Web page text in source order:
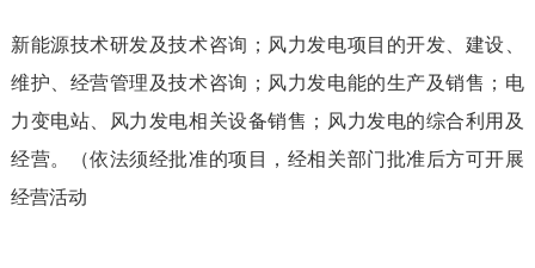
新能源技术研发及技术咨询；风力发电项目的开发、建设、
维护、经营管理及技术咨询；风力发电能的生产及销售；电
力变电站、风力发电相关设备销售；风力发电的综合利用及
经营。（依法须经批准的项目，经相关部门批准后方可开展
经营活动